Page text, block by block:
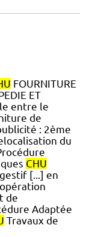
FOURNITURE
ET
entre le
de
: 2ème
du
CHU
[...] en
de
Adaptée
Travaux de